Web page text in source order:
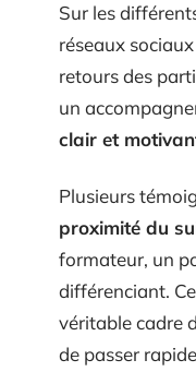
Sur les
réseaux
retours des
un
clair et
Plusieurs
proximité du
formateur, un
différenciant.
véritable cadre
de passer